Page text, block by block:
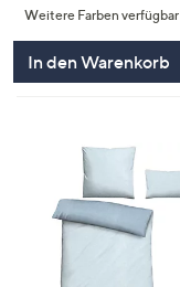
5
Weitere Farben verfügbar
In den Warenkorb